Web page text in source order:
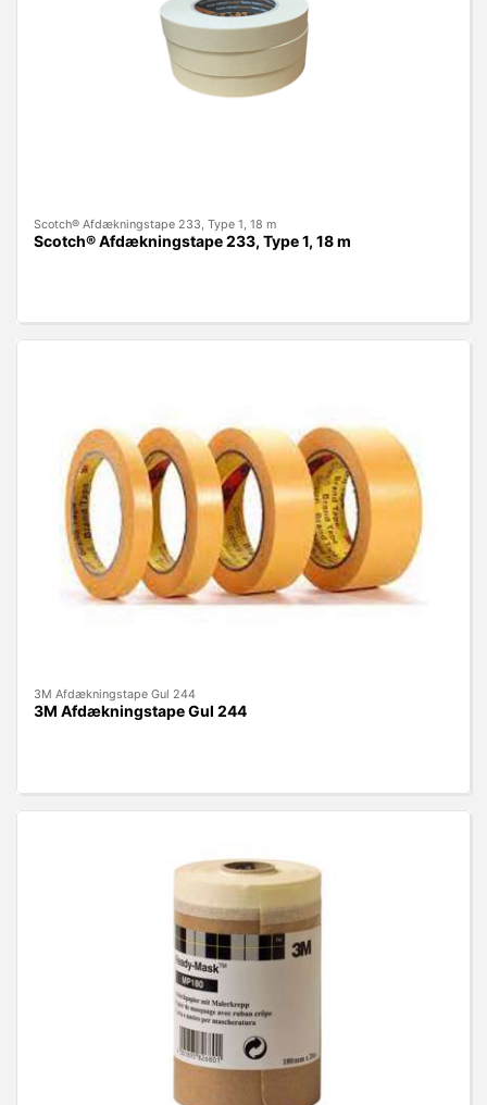
Scotch® Afdækningstape 233, Type 1, 18 m
Scotch® Afdækningstape 233, Type 1, 18 m
3M Afdækningstape Gul 244
3M Afdækningstape Gul 244